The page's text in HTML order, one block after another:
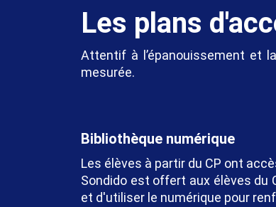
Les plans
Attentif à l’épanouissement et
mesurée.
Bibliothèque numérique
Les élèves à partir du CP ont
Sondido est offert aux élèves du
et d'utiliser le numérique pour